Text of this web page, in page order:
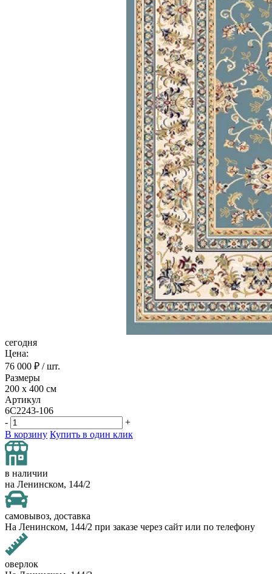
сегодня
Цена:
76 000 ₽ / шт.
Размеры
200 х 400 см
Артикул
6C2243-106
-
+
В корзину Купить в один клик
в наличии
на Ленинском, 144/2
самовывоз, доставка
На Ленинском, 144/2 при заказе через сайт или по телефону
оверлок